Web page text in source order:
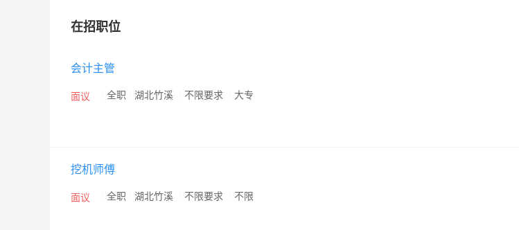
在招职位
会计主管
面议 全职 湖北竹溪 不限要求 大专
挖机师傅
面议 全职 湖北竹溪 不限要求 不限